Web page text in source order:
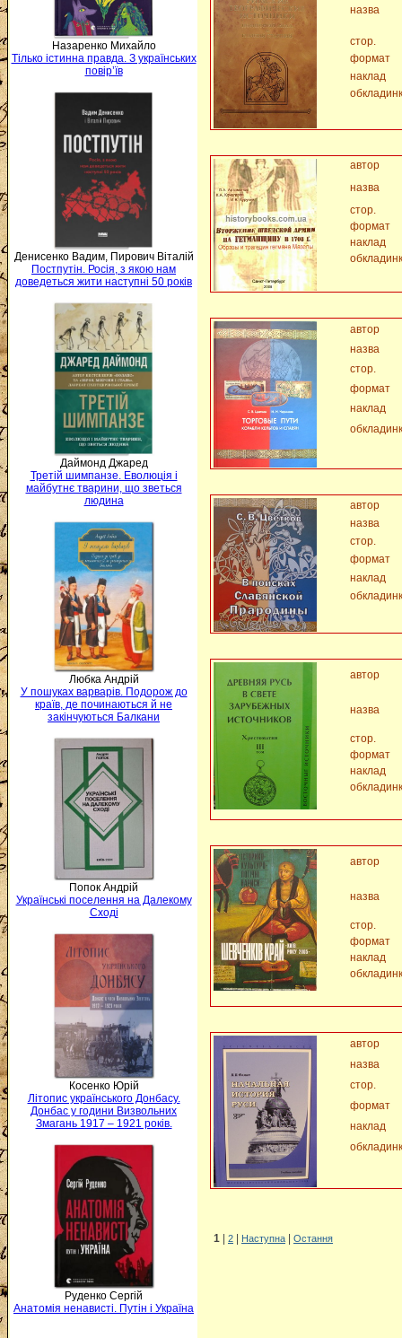
Назаренко Михайло
Тілько істинна правда. З українських
повір’їв
Денисенко Вадим, Пирович Віталій
Постпутін. Росія, з якою нам
доведеться жити наступні 50 років
Даймонд Джаред
Третій шимпанзе. Еволюція і
майбутнє тварини, що зветься
людина
Любка Андрій
У пошуках варварів. Подорож до
країв, де починаються й не
закінчуються Балкани
Попок Андрій
Українські поселення на Далекому
Сході
Косенко Юрій
Літопис українського Донбасу.
Донбас у години Визвольних
Змагань 1917 – 1921 років.
Руденко Сергій
Анатомія ненависті. Путін і Україна
назва
стор.
формат
наклад
автор
назва
стор.
формат
наклад
автор
назва
стор.
формат
наклад
автор
назва
стор.
формат
наклад
автор
назва
стор.
формат
наклад
автор
назва
стор.
формат
наклад
автор
назва
стор.
формат
наклад
1 2 Наступна Остання